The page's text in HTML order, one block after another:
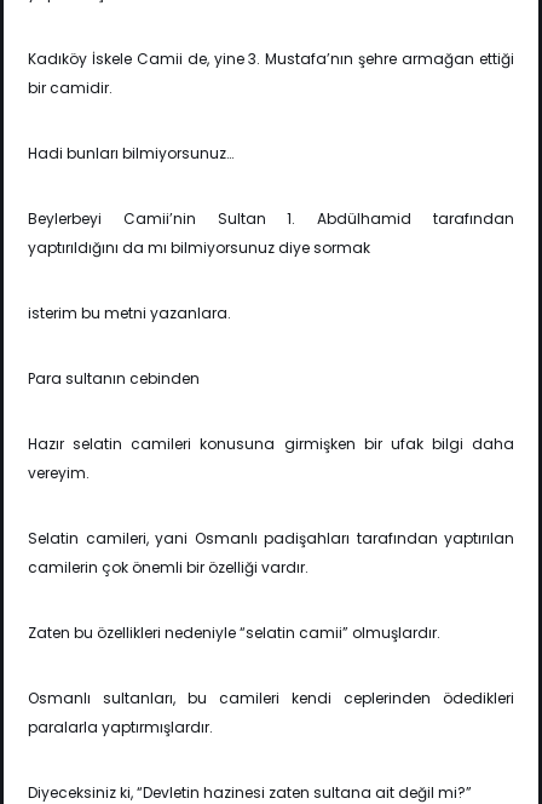
Kadıköy İskele Camii de, yine 3. Mustafa’nın şehre armağan ettiği
bir camidir.
Hadi bunları bilmiyorsunuz…
Beylerbeyi Camii’nin Sultan 1. Abdülhamid tarafından
yaptırıldığını da mı bilmiyorsunuz diye sormak
isterim bu metni yazanlara.
Para sultanın cebinden
Hazır selatin camileri konusuna girmişken bir ufak bilgi daha
vereyim.
Selatin camileri, yani Osmanlı padişahları tarafından yaptırılan
camilerin çok önemli bir özelliği vardır.
Zaten bu özellikleri nedeniyle “selatin camii” olmuşlardır.
Osmanlı sultanları, bu camileri kendi ceplerinden ödedikleri
paralarla yaptırmışlardır.
Diyeceksiniz ki, “Devletin hazinesi zaten sultana ait değil mi?”